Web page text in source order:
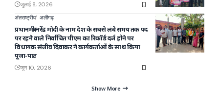
जुलाई 8, 2026
अंतराष्ट्रीय अलीगढ़
प्रधानमंत्री नरेंद्र मोदी के नाम देश के सबसे लंबे समय तक पद
पर रहने वाले निर्वाचित पीएम का रिकॉर्ड दर्ज होने पर
विधायक संजीव दिवाकर ने कार्यकर्ताओं के साथ किया
पूजा-पाठ
जून 10, 2026
Show More